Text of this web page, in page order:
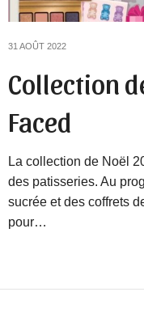
31 AOÛT 2022
Collection
Faced
La collection de Noël
des patisseries. Au
sucrée et des coffrets
pour…